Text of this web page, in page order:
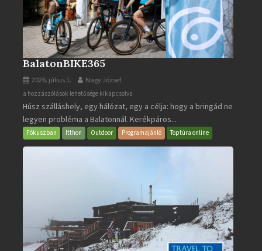
BalatonBIKE365
2026. július 1. Nagy József
BalatonBIKE365
bejegyzéshez
a hozzászólások lehetősége kikapcsolva
Húsz szálláshely, egy hálózat, egy a célja: hogy a bringád ne
legyen probléma a Balatonnál. Kerékpáros...
Fókuszban Itthon Outdoor Programajánló Toptúra online